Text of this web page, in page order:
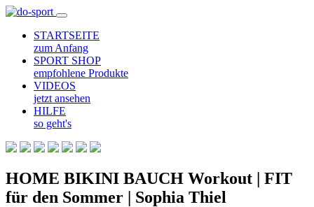
STARTSEITE
zum Anfang
SPORT SHOP
empfohlene Produkte
VIDEOS
jetzt ansehen
HILFE
so geht's
HOME BIKINI BAUCH Workout | FIT
für den Sommer | Sophia Thiel